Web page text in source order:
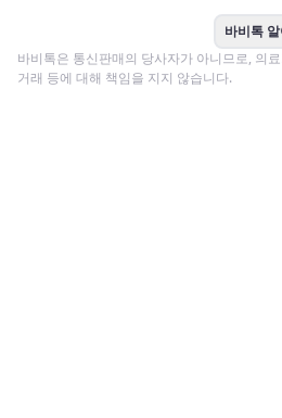
바비톡
바비톡은 통신판매의 당사자가 아니므로, 의
거래 등에 대해 책임을 지지 않습니다.